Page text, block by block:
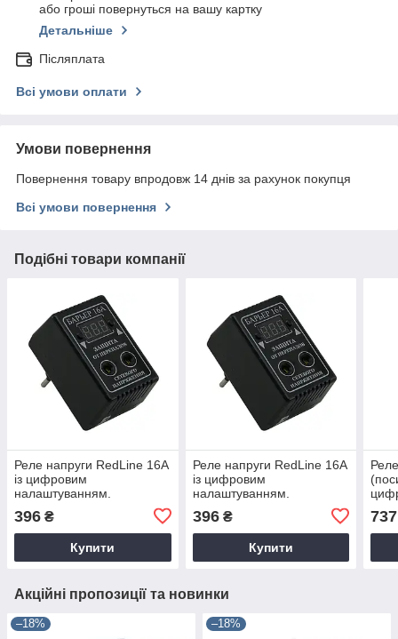
або гроші повернуться на вашу картку
Детальніше
Післяплата
Всі умови оплати
Умови повернення
Повернення товару впродовж 14 днів за рахунок покупця
Всі умови повернення
Подібні товари компанії
Реле напруги RedLine 16А
із цифровим
налаштуванням.
396 ₴
Купити
Реле напруги RedLine 16А
із цифровим
налаштуванням.
396₴
Купити
737
Акційні пропозиції та новинки
–18% –18%